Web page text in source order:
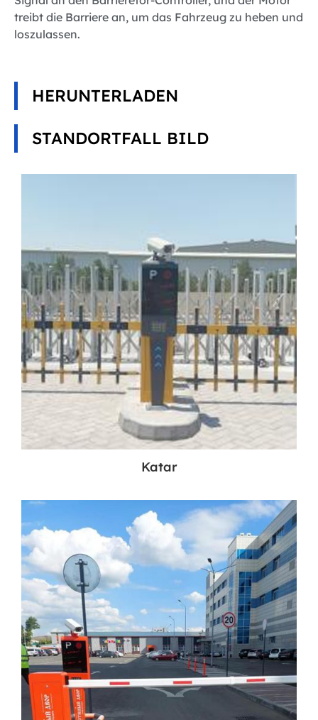
treibt die Barriere an, um das Fahrzeug zu heben und
loszulassen.
HERUNTERLADEN
STANDORTFALL BILD
Katar